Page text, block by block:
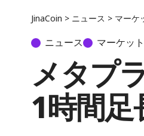
JinaCoin > ニュース > マーケ
ニュース マーケッ
メタプ
1時間